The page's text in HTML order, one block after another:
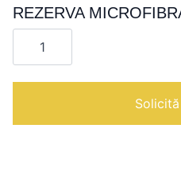
REZERVA
Cantitate
REZERVA
MICROFIBRA
RAPIDA